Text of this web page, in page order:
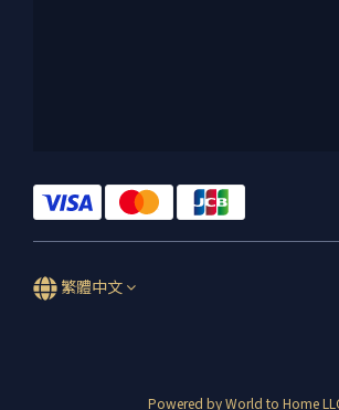
繁體中文
Powered by World to Home